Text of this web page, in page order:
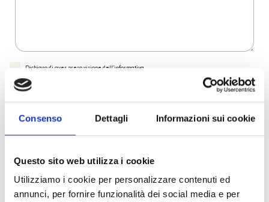
Consenso Dettagli Informazioni sui cookie
Questo sito web utilizza i cookie
Utilizziamo i cookie per personalizzare contenuti ed
annunci, per fornire funzionalità dei social media e per
Dichiaro di aver preso visione dell'informativa
Desidero iscrivermi alla newsletter e
autorizzo al trattamento dei miei dati personali.
Invia richiesta
Reso facile e veloce